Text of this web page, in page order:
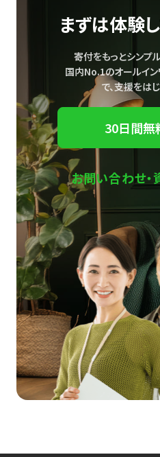
まずは体験
寄付をもっとシンプ
国内No.1のオールイ
で、支援をはじ
30日間無
お問い合わせ・